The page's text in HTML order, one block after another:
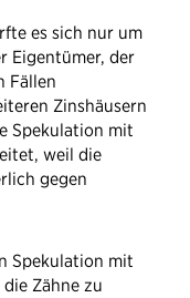
es sich nur um
Eigentümer, der
Fällen
Zinshäusern
Spekulation mit
weil die
gegen
Spekulation mit
Zähne zu